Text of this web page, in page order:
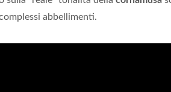
abbellimenti.